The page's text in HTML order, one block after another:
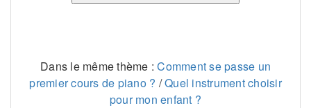
Dans le même thème :Comment se passe un
premier cours de piano ? /Quel instrument choisir
pour mon enfant ?